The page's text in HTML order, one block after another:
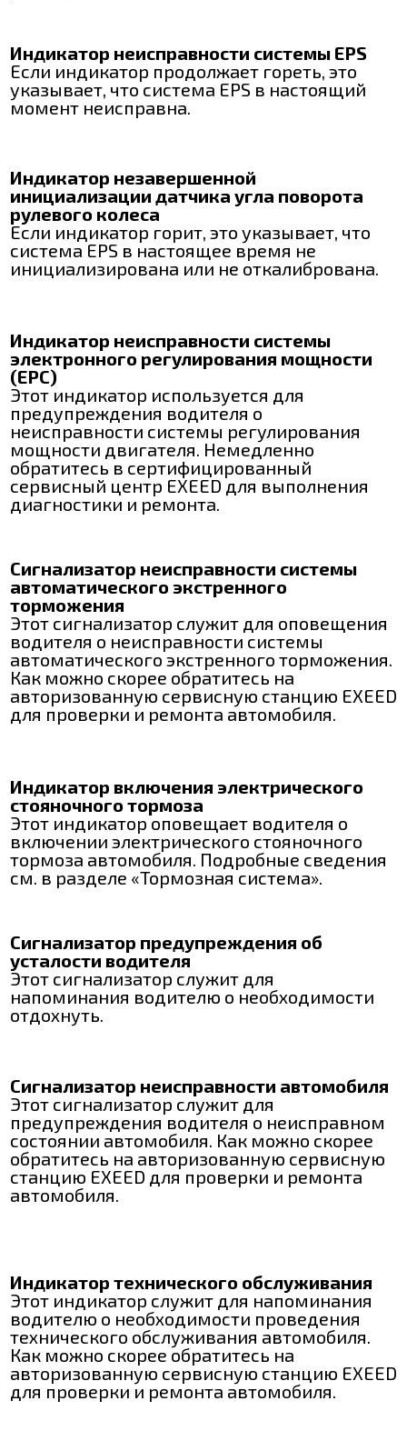
Индикатор неисправности системы EPS
Если индикатор продолжает гореть, это
указывает, что система EPS в настоящий
момент неисправна.
Индикатор незавершенной
инициализации датчика угла поворота
рулевого колеса
Если индикатор горит, это указывает, что
система EPS в настоящее время не
инициализирована или не откалибрована.
Индикатор неисправности системы
электронного регулирования мощности
(EPC)
Этот индикатор используется для
предупреждения водителя о
неисправности системы регулирования
мощности двигателя. Немедленно
обратитесь в сертифицированный
сервисный центр EXEED для выполнения
диагностики и ремонта.
Сигнализатор неисправности системы
автоматического экстренного
торможения
Этот сигнализатор служит для оповещения
водителя о неисправности системы
автоматического экстренного торможения.
Как можно скорее обратитесь на
авторизованную сервисную станцию EXEED
для проверки и ремонта автомобиля.
Индикатор включения электрического
стояночного тормоза
Этот индикатор оповещает водителя о
включении электрического стояночного
тормоза автомобиля. Подробные сведения
см. в разделе «Тормозная система».
Сигнализатор предупреждения об
усталости водителя
Этот сигнализатор служит для
напоминания водителю о необходимости
отдохнуть.
Сигнализатор неисправности автомобиля
Этот сигнализатор служит для
предупреждения водителя о неисправном
состоянии автомобиля. Как можно скорее
обратитесь на авторизованную сервисную
станцию EXEED для проверки и ремонта
автомобиля.
Индикатор технического обслуживания
Этот индикатор служит для напоминания
водителю о необходимости проведения
технического обслуживания автомобиля.
Как можно скорее обратитесь на
авторизованную сервисную станцию EXEED
для проверки и ремонта автомобиля.